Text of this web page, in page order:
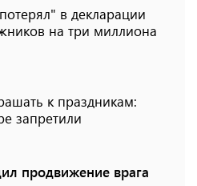
в декларации
на три миллиона
к праздникам:
запретили
продвижение врага